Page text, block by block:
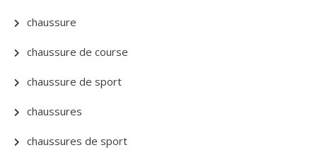
chaussure
chaussure de course
chaussure de sport
chaussures
chaussures de sport